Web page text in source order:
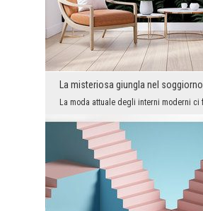
La misteriosa giungla nel soggiorno